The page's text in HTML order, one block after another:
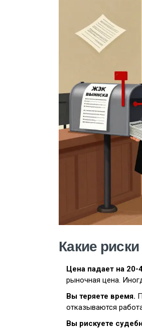
Какие
Цена падает на 20-
рыночная цена.
Вы теряете время.
отказываются
Вы рискуете